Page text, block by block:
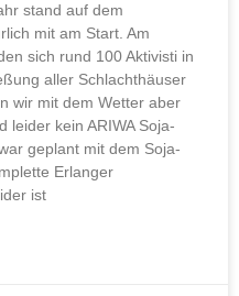
stand auf dem
mit am Start. Am
sich rund 100 Aktivisti in
aller Schlachthäuser
wir mit dem Wetter aber
leider kein ARIWA Soja-
geplant mit dem Soja-
Erlanger
ist